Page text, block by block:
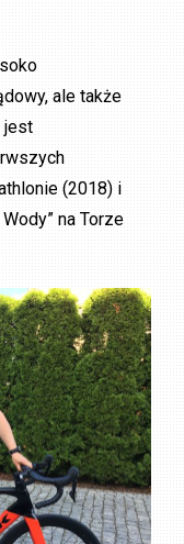
ale także
jest
(2018) i
na Torze